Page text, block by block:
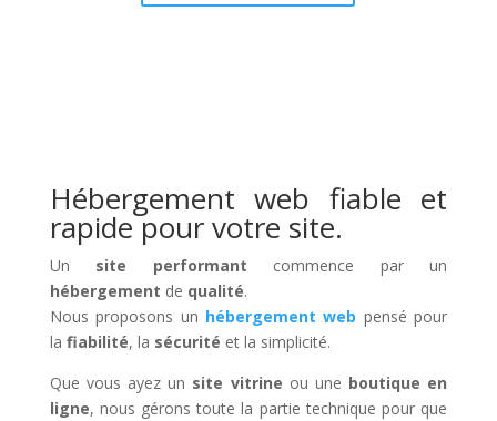
Hébergement web fiable et
rapide pour votre site.
Un site performant commence par un
hébergement de qualité.
Nous proposons un hébergement web pensé pour
la fiabilité, la sécurité et la simplicité.
Que vous ayez un site vitrine ou une boutique en
ligne, nous gérons toute la partie technique pour que